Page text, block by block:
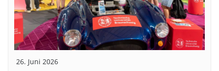
26. Juni 2026